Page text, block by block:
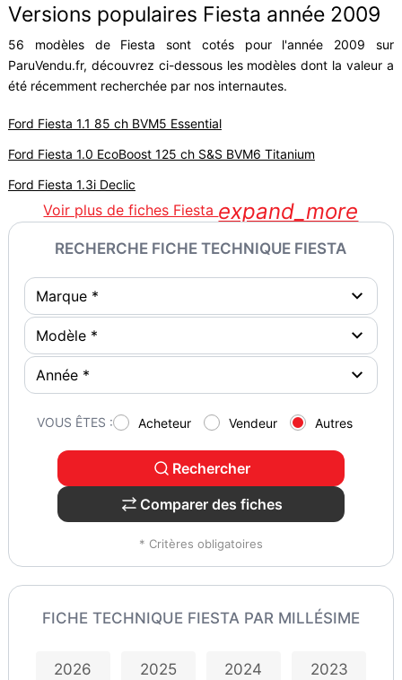
Versions populaires Fiesta année 2009
56 modèles de Fiesta sont cotés pour l'année 2009 sur
ParuVendu.fr, découvrez ci-dessous les modèles dont la valeur a
été récemment recherchée par nos internautes.
Ford Fiesta 1.1 85 ch BVM5 Essential
Ford Fiesta 1.0 EcoBoost 125 ch S&S BVM6 Titanium
Ford Fiesta 1.3i Declic
Voir plus de fiches Fiesta expand_more
RECHERCHE FICHE TECHNIQUE FIESTA
VOUS ÊTES : Acheteur Vendeur Autres
Rechercher
Comparer des fiches
* Critères obligatoires
FICHE TECHNIQUE FIESTA PAR MILLÉSIME
2026 2025 2024 2023